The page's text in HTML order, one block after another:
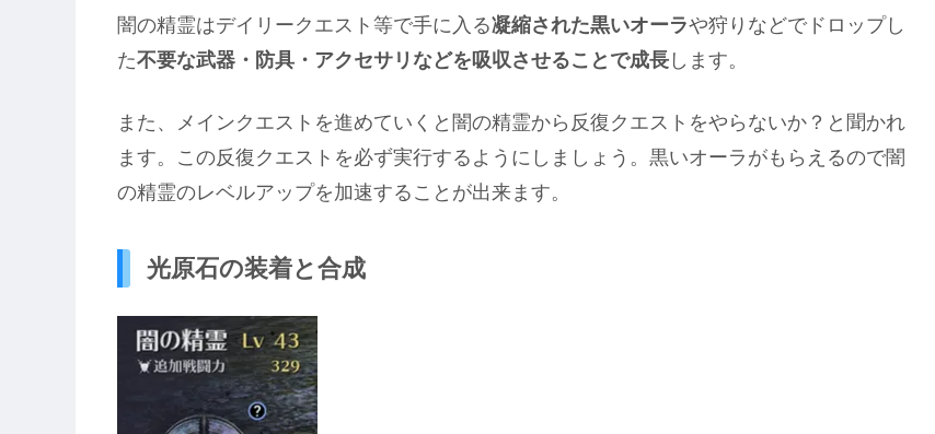
闇の精霊はデイリークエスト等で手に入る凝縮された黒いオーラや狩りなどでドロップし
た不要な武器・防具・アクセサリなどを吸収させることで成長 します。
また、メインクエストを進めていくと闇の精霊から反復クエストをやらないか？と聞かれ
ます。この反復クエストを必ず実行するようにしましょう。黒いオーラがもらえるので闇
の精霊のレベルアップを加速することが出来ます。
光原石の装着と合成